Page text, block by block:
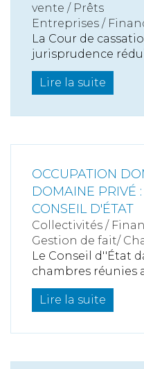
vente / Prêts
Entreprises /
La Cour de
jurisprudence
Lire la suite
OCCUPATION
DOMAINE PRIVÉ
CONSEIL D'ÉTAT
Collectivités /
Gestion de fait/
Le Conseil d''État
chambres réunies
Lire la suite